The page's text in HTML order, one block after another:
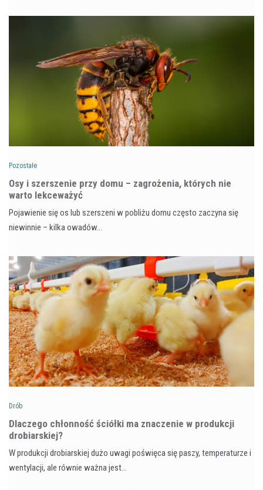
Pozostałe
Osy i szerszenie przy domu – zagrożenia, których nie
warto lekceważyć
Pojawienie się os lub szerszeni w pobliżu domu często zaczyna się
niewinnie – kilka owadów…
Drób
Dlaczego chłonność ściółki ma znaczenie w produkcji
drobiarskiej?
W produkcji drobiarskiej dużo uwagi poświęca się paszy, temperaturze i
wentylacji, ale równie ważna jest…